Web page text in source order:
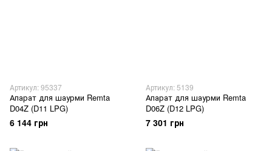
Артикул: 95337
Апарат для шаурми Remta
D04Z (D11 LPG)
6 144 грн
Артикул: 5139
Апарат для шаурми Remta
D06Z (D12 LPG)
7 301 грн